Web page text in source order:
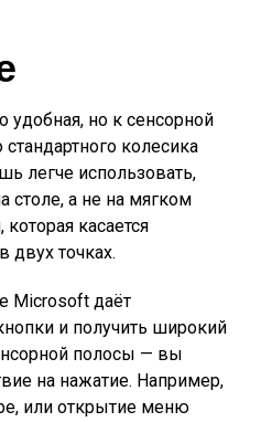
удобная, но к сенсорной
колесика
легче использовать,
столе, а не на мягком
касается
двух точках.
Microsoft даёт
и получить широкий
полосы — вы
на нажатие. Например,
или открытие меню